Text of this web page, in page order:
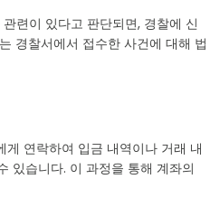
련이 있다고 판단되면, 경찰에 신
경찰서에서 접수한 사건에 대해 법
게 연락하여 입금 내역이나 거래 내
있습니다. 이 과정을 통해 계좌의